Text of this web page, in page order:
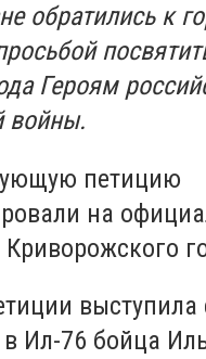
обратились к
Героям
войны.
петицию
на
выступила
Ил-76 бойца